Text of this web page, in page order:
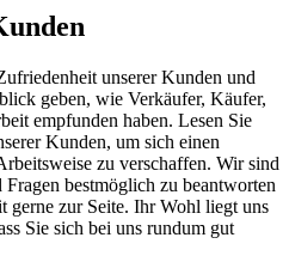
unserer Kunden und
geben, wie Verkäufer, Käufer,
empfunden haben. Lesen Sie
Kunden, um sich einen
zu verschaffen. Wir sind
bestmöglich zu beantworten
gerne zur Seite. Ihr Wohl liegt uns
Sie sich bei uns rundum gut